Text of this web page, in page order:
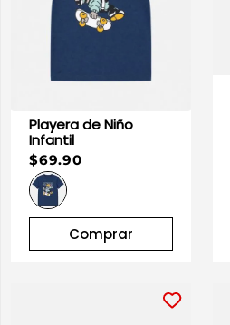
Playera de Niño
Infantil
$69.90
Comprar